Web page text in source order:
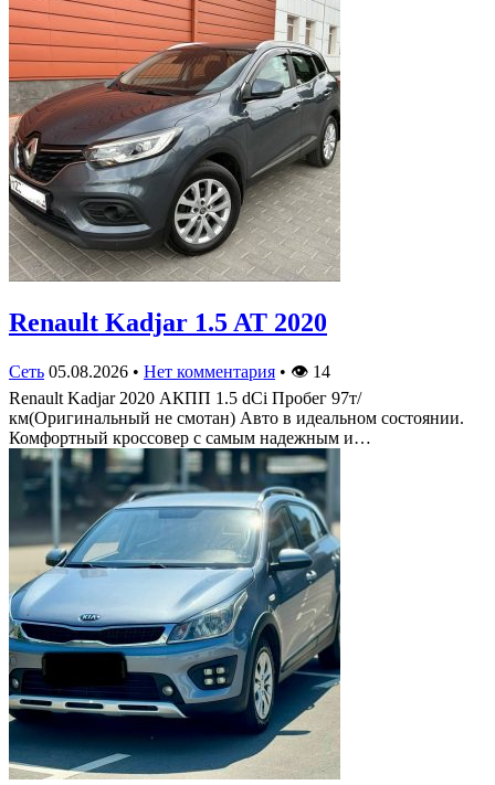
Renault Kadjar 1.5 AT 2020
Сеть 05.08.2026 • Нет комментария • 👁 14
Renault Kadjar 2020 АКПП 1.5 dCi Пробег 97т/
км(Оригинальный не смотан) Авто в идеальном состоянии.
Комфортный кроссовер с самым надежным и…